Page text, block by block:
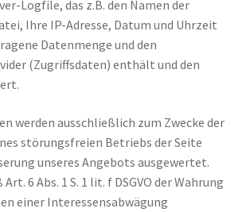
Logfile, das z.B. den Namen der
Ihre IP-Adresse, Datum und Uhrzeit
Datenmenge und den
(Zugriffsdaten) enthält und den
werden ausschließlich zum Zwecke der
störungsfreien Betriebs der Seite
unseres Angebots ausgewertet.
6 Abs. 1 S. 1 lit. f DSGVO der Wahrung
einer Interessensabwägung